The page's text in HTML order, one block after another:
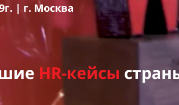
| г. Москва
HR-кейсы